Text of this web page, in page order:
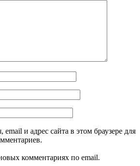
и адрес сайта в этом браузере для
комментариях по email.